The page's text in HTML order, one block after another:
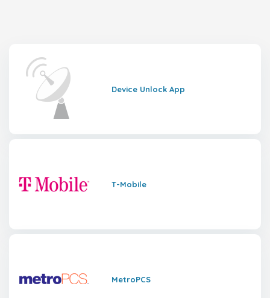
Device Unlock App
T-Mobile
MetroPCS